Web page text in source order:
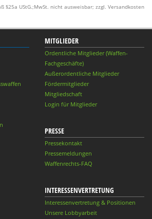
§25a UStG.;MwSt. nicht ausweisbar; zzgl. Versandkosten
MITGLIEDER
Ordentliche Mitglieder (Waffen-
Fachgeschäfte)
Außerordentliche Mitglieder
Fördermitglieder
Mitgliedschaft
Login für Mitglieder
PRESSE
Pressekontakt
Pressemeldungen
Waffenrechts-FAQ
INTERESSENVERTRETUNG
Interessenvertretung & Positionen
Unsere Lobbyarbeit